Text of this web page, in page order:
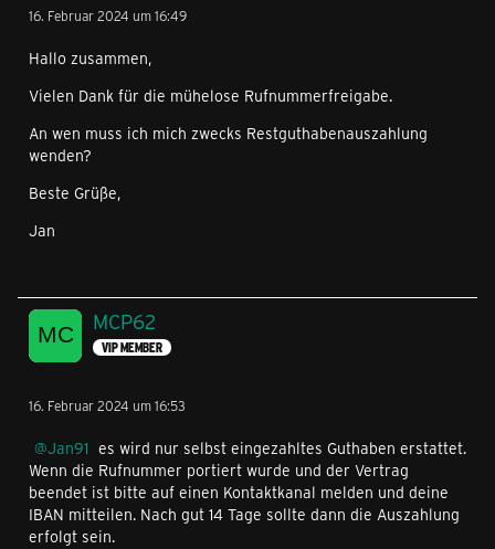
16. Februar 2024 um 16:49
Hallo zusammen,
Vielen Dank für die mühelose Rufnummerfreigabe.
An wen muss ich mich zwecks Restguthabenauszahlung
wenden?
Beste Grüße,
Jan
MCP62
VIP MEMBER
16. Februar 2024 um 16:53
Jan91 es wird nur selbst eingezahltes Guthaben erstattet.
Wenn die Rufnummer portiert wurde und der Vertrag
beendet ist bitte auf einen Kontaktkanal melden und deine
IBAN mitteilen. Nach gut 14 Tage sollte dann die Auszahlung
erfolgt sein.